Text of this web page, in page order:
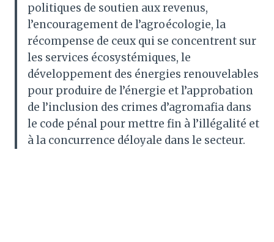
politiques de soutien aux revenus,
l’encouragement de l’agroécologie, la
récompense de ceux qui se concentrent sur
les services écosystémiques, le
développement des énergies renouvelables
pour produire de l’énergie et l’approbation
de l’inclusion des crimes d’agromafia dans
le code pénal pour mettre fin à l’illégalité et
à la concurrence déloyale dans le secteur.